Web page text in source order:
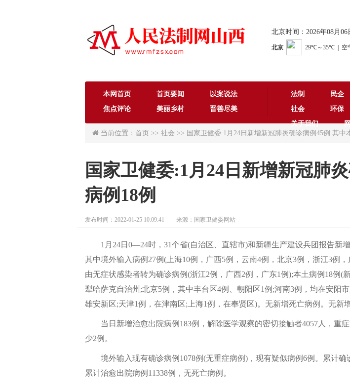
北京时间：2026年08月06
本网首页 首页要闻
以案说法
焦点评论
美丽乡村 晋善尽美
法制 民企
社会
环保
关于我们
当前位置：首页 >> 社会 >> 国家卫健委:1月24日新增新冠肺炎确诊病例45例 其中
国家卫健委:1月24日新增新冠肺
病例18例
发布时间：2022-01-25 10:09:41 来源：国家卫健委网站
1月24日0—24时，31个省(自治区、直辖市)和新疆生产建设兵团报告新增
其中境外输入病例27例(上海10例，广西5例，云南4例，北京3例，浙江3例，
由无症状感染者转为确诊病例(浙江2例，广西2例，广东1例);本土病例18例(
犁哈萨克自治州;北京5例，其中丰台区4例、朝阳区1例;河南3例，均在安阳
雄安新区;天津1例，在津南区;上海1例，在奉贤区)。无新增死亡病例。无新
当日新增治愈出院病例183例，解除医学观察的密切接触者4057人，重
少2例。
境外输入现有确诊病例1078例(无重症病例)，现有疑似病例6例。累计确
累计治愈出院病例11338例，无死亡病例。